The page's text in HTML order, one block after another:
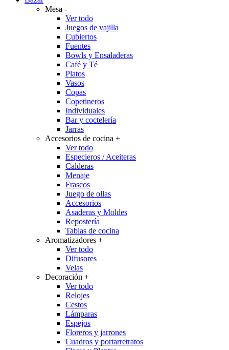
Mesa -
Ver todo
Juegos de vajilla
Cubiertos
Fuentes
Bowls y Ensaladeras
Café y Té
Platos
Vasos
Copas
Copetineros
Individuales
Bar y coctelería
Jarras
Accesorios de cocina +
Ver todo
Especieros / Aceiteras
Calderas
Menaje
Frascos
Juego de ollas
Accesorios
Asaderas y Moldes
Repostería
Tablas de cocina
Aromatizadores +
Ver todo
Difusores
Velas
Decoración +
Ver todo
Relojes
Cestos
Lámparas
Espejos
Floreros y jarrones
Cuadros y portarretratos